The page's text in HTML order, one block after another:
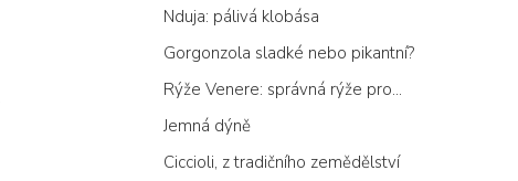
Nduja: pálivá klobása
Gorgonzola sladké nebo pikantní?
Rýže Venere: správná rýže pro...
Jemná dýně
Ciccioli, z tradičního zemědělství